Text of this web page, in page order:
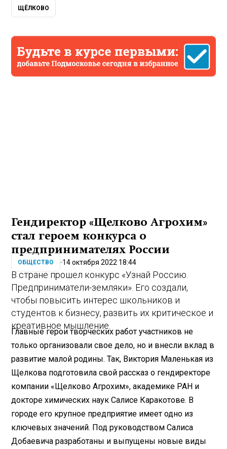
ЩЁЛКОВО
Гендиректор «Щелково Агрохим»
стал героем конкурса о
предпринимателях России
ОБЩЕСТВО 14 октября 2022 18:44
В стране прошел конкурс «Узнай Россию.
Предприниматели-земляки». Его создали,
чтобы повысить интерес школьников и
студентов к бизнесу, развить их критическое и
креативное мышление.
Главные герои творческих работ участников не
только организовали свое дело, но и внесли вклад в
развитие малой родины. Так, Виктория Маленькая из
Щелкова подготовила свой рассказ о гендиректоре
компании «Щелково Агрохим», академике РАН и
докторе химических наук Салисе Каракотове. В
городе его крупное предприятие имеет одно из
ключевых значений. Под руководством Салиса
Добаевича разработаны и выпущены новые виды